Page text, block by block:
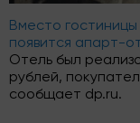
Вместо
появится апарт-
Отель был
рублей,
сообщает dp.ru.